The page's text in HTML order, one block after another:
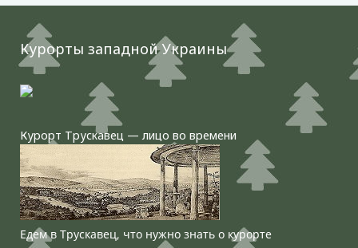
Курорты западной Украины
Курорт Трускавец — лицо во времени
Едем в Трускавец, что нужно знать о курорте